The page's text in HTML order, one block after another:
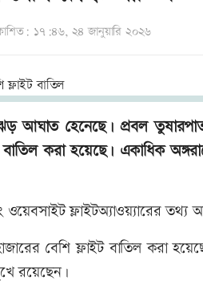
১৭:৪৬, ২৪ জানুয়ারি ২০২৬
ঝড় আঘাত হেনেছে। প্রবল
করা হয়েছে। একাধিক
ওয়েবসাইট ফ্লাইটঅ্যাওয়্যারের
বেশি ফ্লাইট বাতিল করা
রয়েছেন।